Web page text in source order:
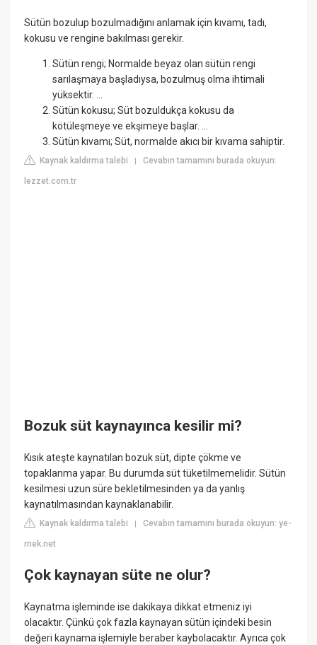
Sütün bozulup bozulmadığını anlamak için kıvamı, tadı,
kokusu ve rengine bakılması gerekir.
Sütün rengi; Normalde beyaz olan sütün rengi
sarılaşmaya başladıysa, bozulmuş olma ihtimali
yüksektir. ...
Sütün kokusu; Süt bozuldukça kokusu da
kötüleşmeye ve ekşimeye başlar. ...
Sütün kıvamı; Süt, normalde akıcı bir kıvama sahiptir.
Kaynak kaldırma talebi |Cevabın tamamını burada okuyun:
lezzet.com.tr
Bozuk süt kaynayınca kesilir mi?
Kısık ateşte kaynatılan bozuk süt, dipte çökme ve
topaklanma yapar. Bu durumda süt tüketilmemelidir. Sütün
kesilmesi uzun süre bekletilmesinden ya da yanlış
kaynatılmasından kaynaklanabilir.
Kaynak kaldırma talebi |Cevabın tamamını burada okuyun: ye-
mek.net
Çok kaynayan süte ne olur?
Kaynatma işleminde ise dakikaya dikkat etmeniz iyi
olacaktır. Çünkü çok fazla kaynayan sütün içindeki besin
değeri kaynama işlemiyle beraber kaybolacaktır. Ayrıca çok